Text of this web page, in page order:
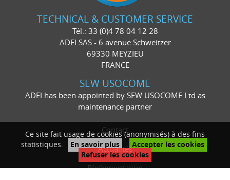
Ce site fait usage de cookies (anonymisés) à des fins
statistiques.
En savoir plus
Accepter les cookies
Refuser les cookies
TECHNICAL & CUSTOMER SERVICE
Tél.: 33 (0)4 78 04 12 28
ADEI SAS - 6 avenue Schweitzer
69330 MEYZIEU
FRANCE
SEW USOCOME
ADEI has been appointed by SEW USOCOME Ltd as
maintenance partner
Contact
Actualités
Règlementation